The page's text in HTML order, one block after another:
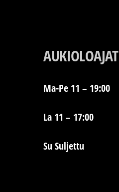
AUKIOLOAJAT
Ma-Pe 11 – 19:00
La 11 – 17:00
Su Suljettu